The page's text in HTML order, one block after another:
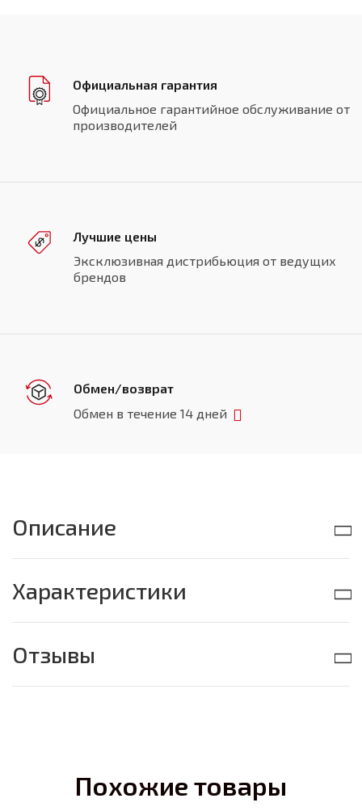
Официальная гарантия
Официальное гарантийное обслуживание от
производителей
Лучшие цены
Эксклюзивная дистрибьюция от ведущих
брендов
Обмен/возврат
Обмен в течение 14 дней
Описание
Характеристики
Отзывы
Похожие товары